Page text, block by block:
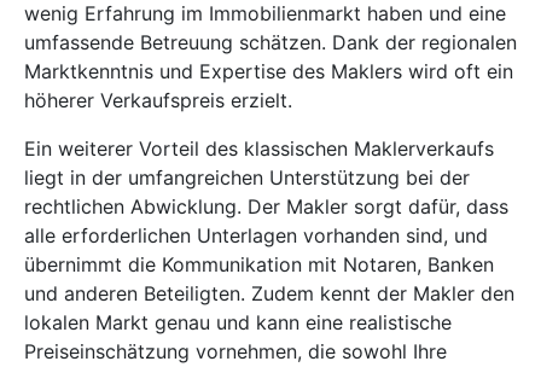
wenig Erfahrung im Immobilienmarkt haben und eine
umfassende Betreuung schätzen. Dank der regionalen
Marktkenntnis und Expertise des Maklers wird oft ein
höherer Verkaufspreis erzielt.
Ein weiterer Vorteil des klassischen Maklerverkaufs
liegt in der umfangreichen Unterstützung bei der
rechtlichen Abwicklung. Der Makler sorgt dafür, dass
alle erforderlichen Unterlagen vorhanden sind, und
übernimmt die Kommunikation mit Notaren, Banken
und anderen Beteiligten. Zudem kennt der Makler den
lokalen Markt genau und kann eine realistische
Preiseinschätzung vornehmen, die sowohl Ihre